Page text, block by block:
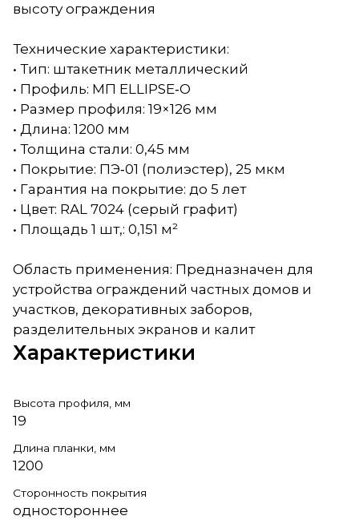
высоту ограждения
Технические характеристики:
• Тип: штакетник металлический
• Профиль: МП ELLIPSE‑O
• Размер профиля: 19×126 мм
• Длина: 1200 мм
• Толщина стали: 0,45 мм
• Покрытие: ПЭ‑01 (полиэстер), 25 мкм
• Гарантия на покрытие: до 5 лет
• Цвет: RAL 7024 (серый графит)
• Площадь 1 шт,: 0,151 м²
Область применения: Предназначен для
устройства ограждений частных домов и
участков, декоративных заборов,
разделительных экранов и калит
Характеристики
Высота профиля, мм
19
Длина планки, мм
1200
Сторонность покрытия
одностороннее